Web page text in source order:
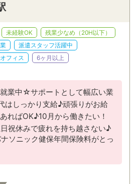
未経験OK
残業少なめ（20H以下）
派遣スタッフ活躍中
フィス 6ヶ月以上
業中☆サポートとして幅広い業
はしっかり支給♪頑張りがお給
ればOK♪10月から働きたい！
祝休みで疲れを持ち越さない♪
ソニック健保年間保険料がとっ